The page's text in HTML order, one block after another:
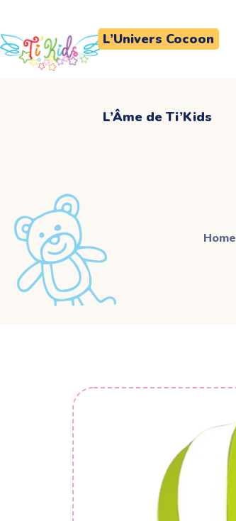
L’Univers Cocoon
L’Âme de Ti’Kids
L’Âme de Ti’Kids
Home